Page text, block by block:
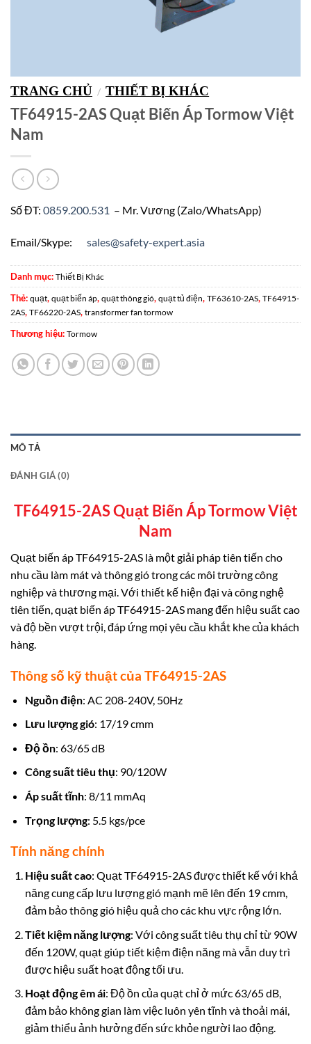
TRANG CHỦ / THIẾT BỊ KHÁC
TF64915-2AS Quạt Biến Áp Tormow Việt
Nam
Số ĐT: 0859.200.531 – Mr. Vương (Zalo/WhatsApp)
Email/Skype: sales@safety-expert.asia
Danh mục: Thiết Bị Khác
Thẻ: quạt, quạt biến áp, quạt thông gió, quạt tủ điện, TF63610-2AS, TF64915-
2AS, TF66220-2AS, transformer fan tormow
Thương hiệu: Tormow
MÔ TẢ
ĐÁNH GIÁ (0)
TF64915-2AS Quạt Biến Áp Tormow Việt
Nam
Quạt biến áp TF64915-2AS là một giải pháp tiên tiến cho
nhu cầu làm mát và thông gió trong các môi trường công
nghiệp và thương mại. Với thiết kế hiện đại và công nghệ
tiên tiến, quạt biến áp TF64915-2AS mang đến hiệu suất cao
và độ bền vượt trội, đáp ứng mọi yêu cầu khắt khe của khách
hàng.
Thông số kỹ thuật của TF64915-2AS
Nguồn điện: AC 208-240V, 50Hz
Lưu lượng gió: 17/19 cmm
Độ ồn: 63/65 dB
Công suất tiêu thụ: 90/120W
Áp suất tĩnh: 8/11 mmAq
Trọng lượng: 5.5 kgs/pce
Tính năng chính
Hiệu suất cao: Quạt TF64915-2AS được thiết kế với khả
năng cung cấp lưu lượng gió mạnh mẽ lên đến 19 cmm,
đảm bảo thông gió hiệu quả cho các khu vực rộng lớn.
Tiết kiệm năng lượng: Với công suất tiêu thụ chỉ từ 90W
đến 120W, quạt giúp tiết kiệm điện năng mà vẫn duy trì
được hiệu suất hoạt động tối ưu.
Hoạt động êm ái: Độ ồn của quạt chỉ ở mức 63/65 dB,
đảm bảo không gian làm việc luôn yên tĩnh và thoải mái,
giảm thiểu ảnh hưởng đến sức khỏe người lao động.